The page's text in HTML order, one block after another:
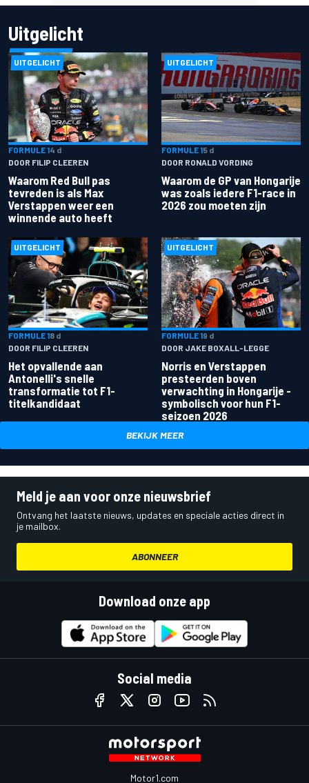
Uitgelicht
UITGELICHT
FORMULE 14 d
DOOR FILIP CLEEREN
Waarom Red Bull pas
tevreden is als Max
Verstappen weer een
winnende auto heeft
UITGELICHT
FORMULE 15 d
DOOR RONALD VORDING
Waarom de GP van Hongarije
was zoals iedere F1-race in
2026 zou moeten zijn
UITGELICHT
FORMULE 18 d
DOOR FILIP CLEEREN
Het opvallende aan
Antonelli's snelle
transformatie tot F1-
titelkandidaat
UITGELICHT
FORMULE 19 d
DOOR JAKE BOXALL-LEGGE
Norris en Verstappen
presteerden boven
verwachting in Hongarije -
symbolisch voor hun F1-
seizoen 2026
BEKIJK MEER
Meld je aan voor onze nieuwsbrief
Ontvang het laatste nieuws, updates en speciale acties direct in
je mailbox.
ABONNEER
Download onze app
Social media
Motor1.com